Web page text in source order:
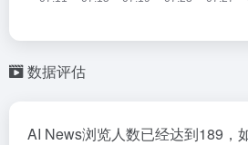
数据评估
AI News浏览人数已经达到189，